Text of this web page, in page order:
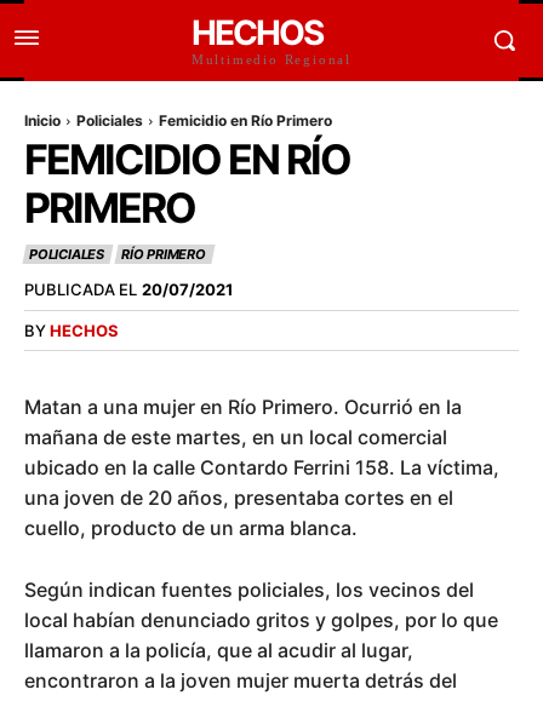
HECHOS
Multimedio Regional
Inicio Policiales Femicidio en Río Primero
FEMICIDIO EN RÍO
PRIMERO
POLICIALES RÍO PRIMERO
PUBLICADA EL 20/07/2021
BYHECHOS
Matan a una mujer en Río Primero. Ocurrió en la
mañana de este martes, en un local comercial
ubicado en la calle Contardo Ferrini 158. La víctima,
una joven de 20 años, presentaba cortes en el
cuello, producto de un arma blanca.
Según indican fuentes policiales, los vecinos del
local habían denunciado gritos y golpes, por lo que
llamaron a la policía, que al acudir al lugar,
encontraron a la joven mujer muerta detrás del